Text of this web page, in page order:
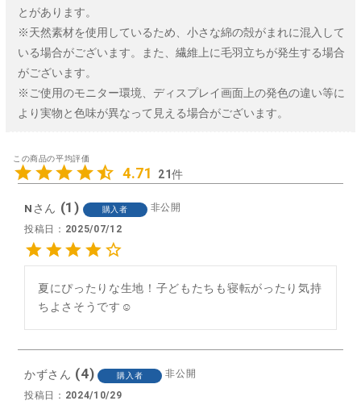
とがあります。
※天然素材を使用しているため、小さな綿の殻がまれに混入して
いる場合がございます。また、繊維上に毛羽立ちが発生する場合
がございます。
※ご使用のモニター環境、ディスプレイ画面上の発色の違い等に
より実物と色味が異なって見える場合がございます。
4.71 21
N 1 購入者
非公開
投稿日
2025/07/12
夏にぴったりな生地！子どもたちも寝転がったり気持
ちよさそうです☺︎
かず 4 購入者
非公開
投稿日
2024/10/29